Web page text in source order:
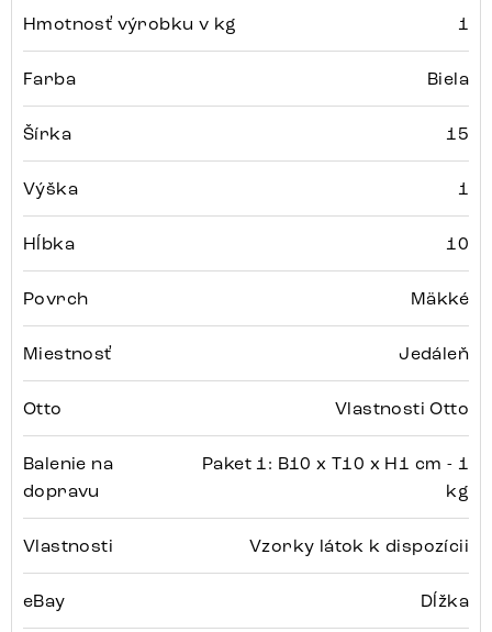
Hmotnosť výrobku v kg 1
Farba Biela
Šírka 15
Výška 1
Hĺbka 10
Povrch Mäkké
Miestnosť Jedáleň
Otto Vlastnosti Otto
Balenie na
dopravu
Paket 1: B10 x T10 x H1 cm - 1
kg
Vlastnosti Vzorky látok k dispozícii
eBay Dĺžka